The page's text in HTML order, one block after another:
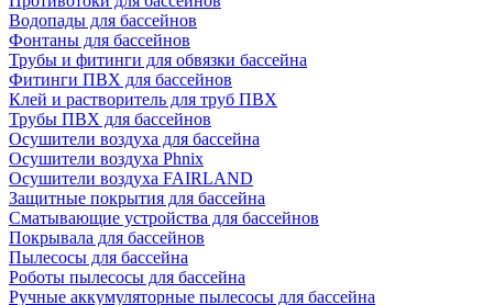
Водопады для бассейнов
Фонтаны для бассейнов
Трубы и фитинги для обвязки бассейна
Фитинги ПВХ для бассейнов
Клей и растворитель для труб ПВХ
Трубы ПВХ для бассейнов
Осушители воздуха для бассейна
Осушители воздуха Phnix
Осушители воздуха FAIRLAND
Защитные покрытия для бассейна
Сматывающие устройства для бассейнов
Покрывала для бассейнов
Пылесосы для бассейна
Роботы пылесосы для бассейна
Ручные аккумуляторные пылесосы для бассейна